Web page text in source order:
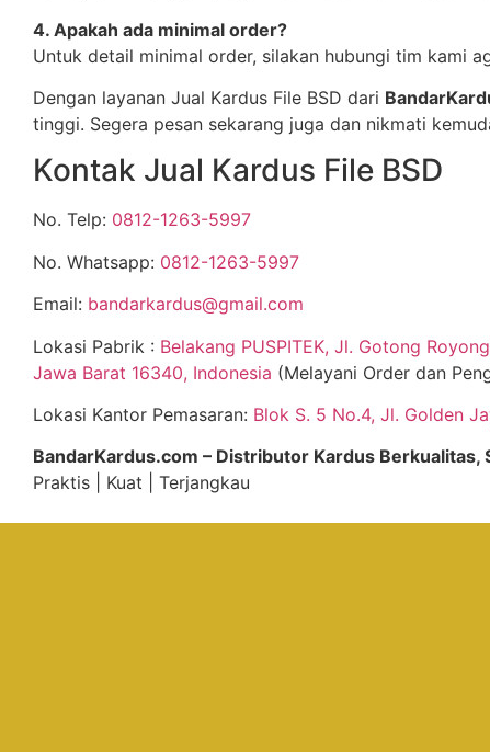
4. Apakah ada minimal order?
Untuk detail minimal order, silakan hubungi tim kami
Dengan layanan Jual Kardus File BSD dari
tinggi. Segera pesan sekarang juga dan nikmati
Kontak Jual Kardus File BSD
No. Telp: 0812-1263-5997
No. Whatsapp: 0812-1263-5997
Email: bandarkardus@gmail.com
Lokasi Pabrik : Belakang PUSPITEK, Jl. Gotong
Jawa Barat 16340, Indonesia (Melayani Order dan
Lokasi Kantor Pemasaran: Blok S. 5 No.4, Jl. Golden
BandarKardus.com – Distributor Kardus Berkualitas,
Praktis | Kuat | Terjangkau